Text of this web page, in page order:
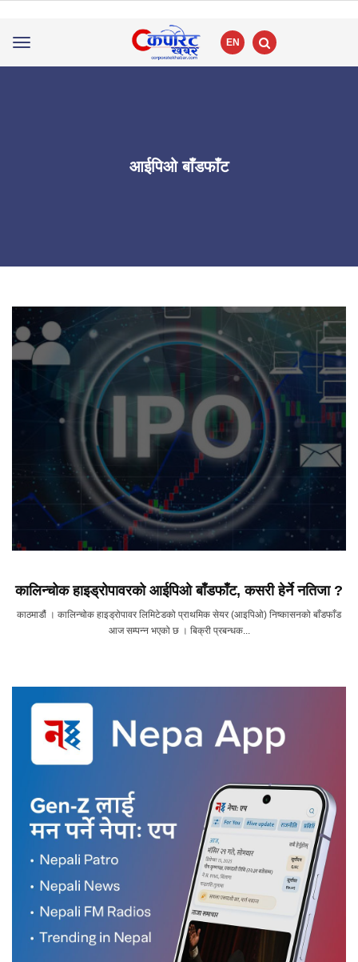
Toggle
navigation
EN
आईपिओ बाँडफाँट
कालिन्चोक हाइड्रोपावरको आईपिओ बाँडफाँट, कसरी हेर्ने नतिजा ?
काठमाडौं । कालिन्चोक हाइड्रोपावर लिमिटेडको प्राथमिक सेयर (आइपिओ) निष्कासनको बाँडफाँड
आज सम्पन्न भएको छ । बिक्री प्रबन्धक...